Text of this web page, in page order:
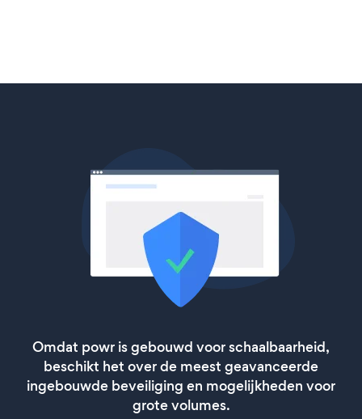
Omdat powr is gebouwd voor schaalbaarheid,
beschikt het over de meest geavanceerde
ingebouwde beveiliging en mogelijkheden voor
grote volumes.